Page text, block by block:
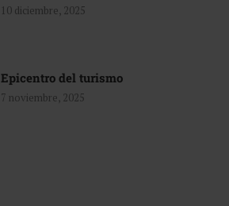
10 diciembre, 2025
Epicentro del turismo
7 noviembre, 2025